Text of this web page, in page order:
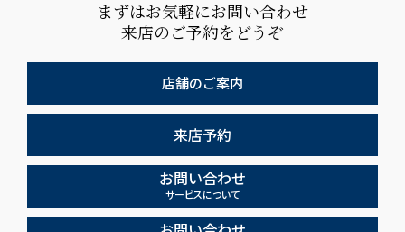
まずはお気軽にお問い合わせ
来店のご予約をどうぞ
店舗のご案内
来店予約
お問い合わせ
サービスについて